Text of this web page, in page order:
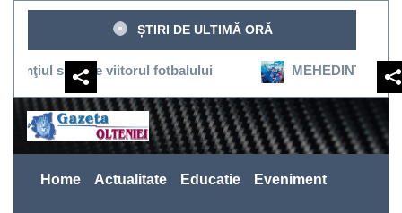
Sari
conținut
ȘTIRI DE ULTIMĂ ORĂ
viitorul fotbalului MEHEDINŢI:SEVERINUL
Home Actualitate Educatie Eveniment